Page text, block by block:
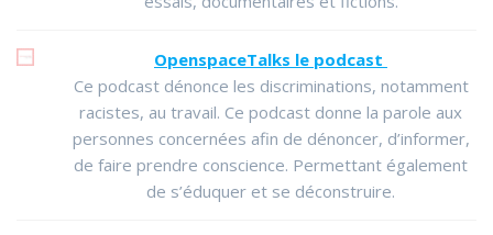
OpenspaceTalks le podcast
Ce podcast dénonce les discriminations, notamment
racistes, au travail. Ce podcast donne la parole aux
personnes concernées afin de dénoncer, d’informer,
de faire prendre conscience. Permettant également
de s’éduquer et se déconstruire.